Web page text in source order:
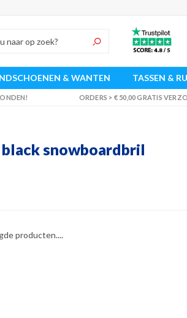
& WANTEN TASSEN &
ORDERS > € 50,00 GRATIS
snowboardbril
producten....